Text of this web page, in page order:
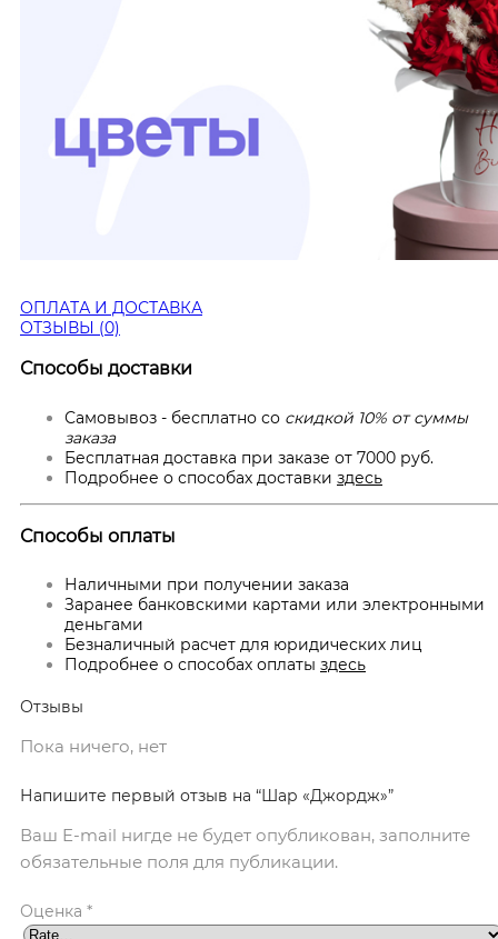
ОПЛАТА И ДОСТАВКА
ОТЗЫВЫ (0)
Способы доставки
Самовывоз - бесплатно со скидкой 10% от суммы
заказа
Бесплатная доставка при заказе от 7000 руб.
Подробнее о способах доставки здесь
Способы оплаты
Наличными при получении заказа
Заранее банковскими картами или электронными
деньгами
Безналичный расчет для юридических лиц
Подробнее о способах оплаты здесь
Отзывы
Пока ничего, нет
Напишите первый отзыв на “Шар «Джордж»”
Ваш E-mail нигде не будет опубликован, заполните
обязательные поля для публикации.
Оценка *